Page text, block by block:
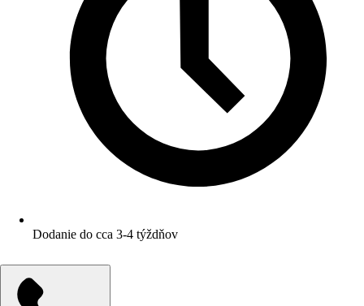
Dodanie do cca 3-4 týždňov